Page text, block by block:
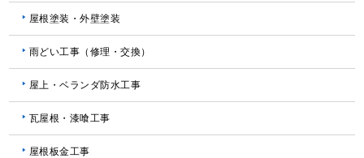
屋根塗装・外壁塗装
雨どい工事（修理・交換）
屋上・ベランダ防水工事
瓦屋根・漆喰工事
屋根板金工事